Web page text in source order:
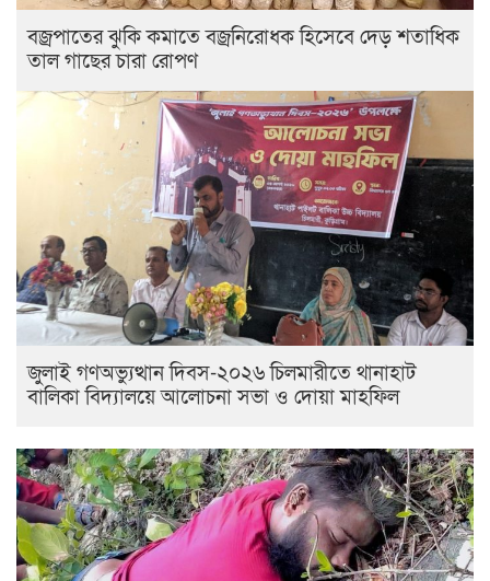
বজ্রপাতের ঝুকি কমাতে বজ্রনিরোধক হিসেবে দেড় শতাধিক
তাল গাছের চারা রোপণ
জুলাই গণঅভ্যুত্থান দিবস-২০২৬ ​চিলমারীতে থানাহাট
বালিকা বিদ্যালয়ে আলোচনা সভা ও দোয়া মাহফিল